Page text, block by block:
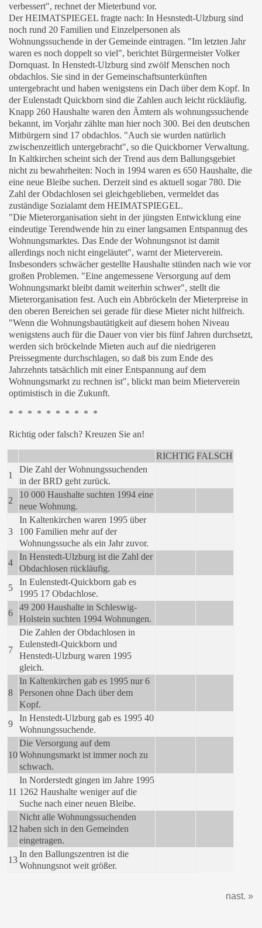
verbessert", rechnet der Mieterbund vor.
Der HEIMATSPIEGEL fragte nach: In Hesnstedt-Ulzburg sind
noch rund 20 Familien und Einzelpersonen als
Wohnungssuchende in der Gemeinde eintragen. "Im letzten Jahr
waren es noch doppelt so viel", berichtet Bürgermeister Volker
Dornquast. In Henstedt-Ulzburg sind zwölf Menschen noch
obdachlos. Sie sind in der Gemeinschaftsunterkünften
untergebracht und haben wenigstens ein Dach über dem Kopf. In
der Eulenstadt Quickborn sind die Zahlen auch leicht rückläufig.
Knapp 260 Haushalte waren den Ämtern als wohnungssuchende
bekannt, im Vorjahr zählte man hier noch 300. Bei den deutschen
Mitbürgern sind 17 obdachlos. "Auch sie wurden natürlich
zwischenzeitlich untergebracht", so die Quickborner Verwaltung.
In Kaltkirchen scheint sich der Trend aus dem Ballungsgebiet
nicht zu bewahrheiten: Noch in 1994 waren es 650 Haushalte, die
eine neue Bleibe suchen. Derzeit sind es aktuell sogar 780. Die
Zahl der Obdachlosen sei gleichgeblieben, vermeldet das
zuständige Sozialamt dem HEIMATSPIEGEL.
"Die Mieterorganisation sieht in der jüngsten Entwicklung eine
eindeutige Terendwende hin zu einer langsamen Entspannug des
Wohnungsmarktes. Das Ende der Wohnungsnot ist damit
allerdings noch nicht eingeläutet", warnt der Mieterverein.
Insbesonders schwächer gestellte Haushalte stünden nach wie vor
großen Problemen. "Eine angemessene Versorgung auf dem
Wohnungsmarkt bleibt damit weiterhin schwer", stellt die
Mieterorganisation fest. Auch ein Abbröckeln der Mieterpreise in
den oberen Bereichen sei gerade für diese Mieter nicht hilfreich.
"Wenn die Wohnungsbautätigkeit auf diesem hohen Niveau
wenigstens auch für die Dauer von vier bis fünf Jahren durchsetzt,
werden sich bröckelnde Mieten auch auf die niedrigeren
Preissegmente durchschlagen, so daß bis zum Ende des
Jahrzehnts tatsächlich mit einer Entspannung auf dem
Wohnungsmarkt zu rechnen ist", blickt man beim Mieterverein
optimistisch in die Zukunft.
* * * * * * * * * *
Richtig oder falsch? Kreuzen Sie an!
RICHTIG FALSCH
1
Die Zahl der Wohnungssuchenden
in der BRD geht zurück.
2
10 000 Haushalte suchten 1994 eine
neue Wohnung.
3
In Kaltenkirchen waren 1995 über
100 Familien mehr auf der
Wohnungssuche als ein Jahr zuvor.
4
In Henstedt-Ulzburg ist die Zahl der
Obdachlosen rückläufig.
5
In Eulenstedt-Quickborn gab es
1995 17 Obdachlose.
6
49 200 Haushalte in Schleswig-
Holstein suchten 1994 Wohnungen.
7
Die Zahlen der Obdachlosen in
Eulenstedt-Quickborn und
Henstedt-Ulzburg waren 1995
gleich.
8
In Kaltenkirchen gab es 1995 nur 6
Personen ohne Dach über dem
Kopf.
9
In Henstedt-Ulzburg gab es 1995 40
Wohnungssuchende.
10
Die Versorgung auf dem
Wohnungsmarkt ist immer noch zu
schwach.
11
In Norderstedt gingen im Jahre 1995
1262 Haushalte weniger auf die
Suche nach einer neuen Bleibe.
12
Nicht alle Wohnungssuchenden
haben sich in den Gemeinden
eingetragen.
13
In den Ballungszentren ist die
Wohnungsnot weit größer.
nast. »